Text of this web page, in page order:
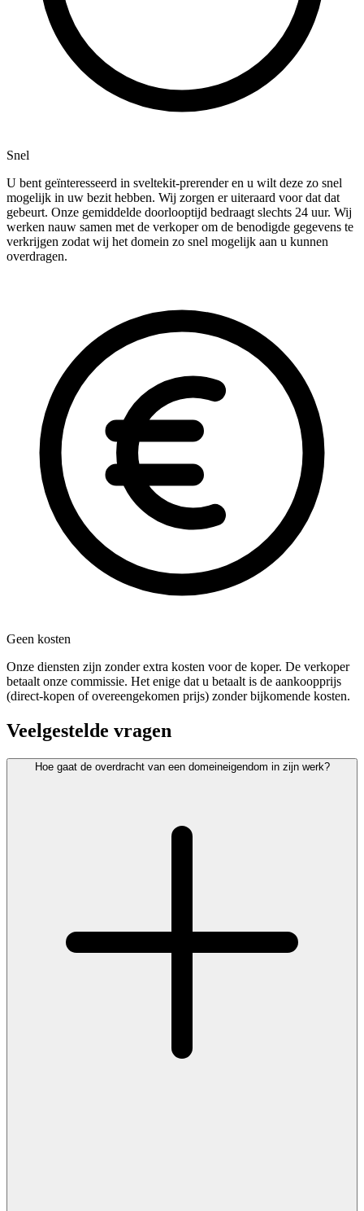
Snel
U bent geïnteresseerd in sveltekit-prerender en u wilt deze zo snel
mogelijk in uw bezit hebben. Wij zorgen er uiteraard voor dat dat
gebeurt. Onze gemiddelde doorlooptijd bedraagt slechts 24 uur. Wij
werken nauw samen met de verkoper om de benodigde gegevens te
verkrijgen zodat wij het domein zo snel mogelijk aan u kunnen
overdragen.
Geen kosten
Onze diensten zijn zonder extra kosten voor de koper. De verkoper
betaalt onze commissie. Het enige dat u betaalt is de aankoopprijs
(direct-kopen of overeengekomen prijs) zonder bijkomende kosten.
Veelgestelde vragen
Hoe gaat de overdracht van een domeineigendom in zijn werk?